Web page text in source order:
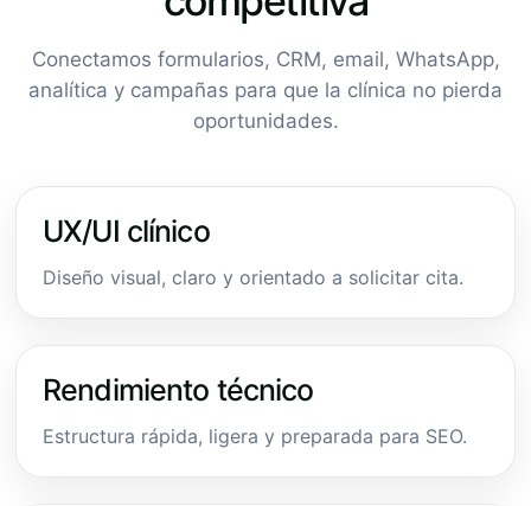
Conectamos formularios, CRM, email, WhatsApp,
analítica y campañas para que la clínica no pierda
oportunidades.
UX/UI clínico
Diseño visual, claro y orientado a solicitar cita.
Rendimiento técnico
Estructura rápida, ligera y preparada para SEO.